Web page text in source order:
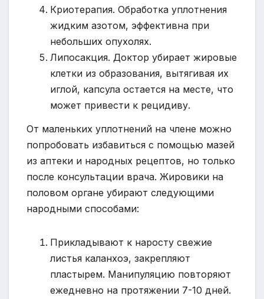
Криотерапия. Обработка уплотнения
жидким азотом, эффективна при
небольших опухолях.
Липосакция. Доктор убирает жировые
клетки из образования, вытягивая их
иглой, капсула остается на месте, что
может привести к рецидиву.
От маленьких уплотнений на члене можно
попробовать избавиться с помощью мазей
из аптеки и народных рецептов, но только
после консультации врача. Жировики на
половом органе убирают следующими
народными способами:
Прикладывают к наросту свежие
листья каланхоэ, закрепляют
пластырем. Манипуляцию повторяют
ежедневно на протяжении 7-10 дней.